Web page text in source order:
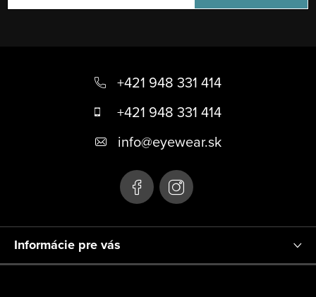
+421 948 331 414
+421 948 331 414
info@eyewear.sk
Informácie pre vás